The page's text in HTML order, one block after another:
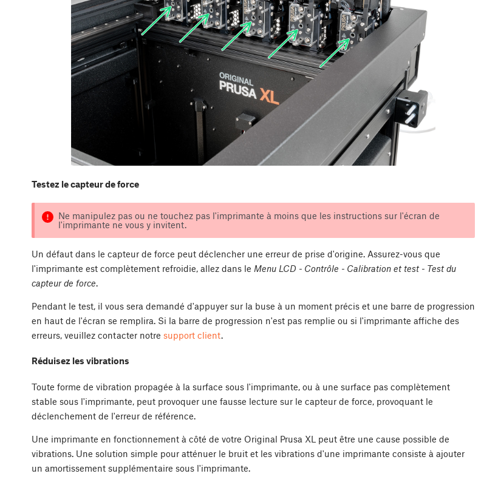
Testez le capteur de force
Ne manipulez pas ou ne touchez pas l'imprimante à moins que les instructions sur l'écran de
l'imprimante ne vous y invitent.
Un défaut dans le capteur de force peut déclencher une erreur de prise d'origine. Assurez-vous que
l'imprimante est complètement refroidie, allez dans le Menu LCD - Contrôle - Calibration et test - Test du
capteur de force.
Pendant le test, il vous sera demandé d'appuyer sur la buse à un moment précis et une barre de progression
en haut de l'écran se remplira. Si la barre de progression n'est pas remplie ou si l'imprimante affiche des
erreurs, veuillez contacter notre support client.
Réduisez les vibrations
Toute forme de vibration propagée à la surface sous l'imprimante, ou à une surface pas complètement
stable sous l'imprimante, peut provoquer une fausse lecture sur le capteur de force, provoquant le
déclenchement de l'erreur de référence.
Une imprimante en fonctionnement à côté de votre Original Prusa XL peut être une cause possible de
vibrations. Une solution simple pour atténuer le bruit et les vibrations d'une imprimante consiste à ajouter
un amortissement supplémentaire sous l'imprimante.